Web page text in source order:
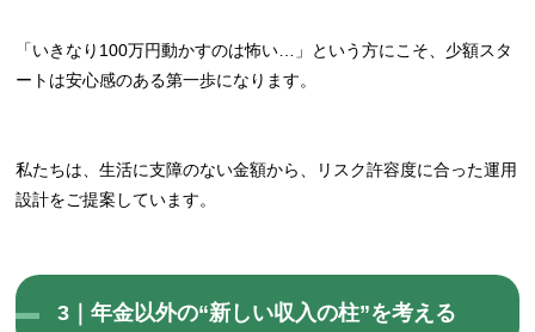
「いきなり100万円動かすのは怖い…」という方にこそ、少額スタ
ートは安心感のある第一歩になります。
私たちは、生活に支障のない金額から、リスク許容度に合った運用
設計をご提案しています。
3｜年金以外の“新しい収入の柱”を考える